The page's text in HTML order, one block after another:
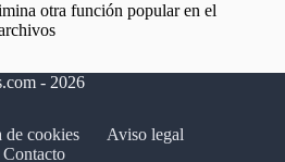
otra función popular en el
- 2026
de cookies
Aviso legal
Contacto